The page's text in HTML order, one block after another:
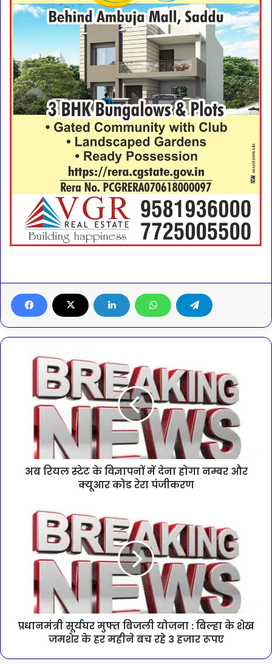
अब रियल स्टेट के विज्ञापनों में देना होगा नम्बर और
क्यूआर कोड रेरा पंजीकरण
प्रधानमंत्री सूर्यघर मुफ्त बिजली योजना : बिल्हा के शेख
जमशेर के हर महीने बच रहे 3 हजार रूपए